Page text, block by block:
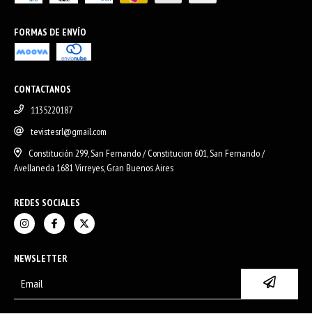
FORMAS DE ENVÍO
CONTACTANOS
1135220187
tevistesrl@gmail.com
Constitución 299, San Fernando / Constitucion 601, San Fernando /
Avellaneda 1681 Virreyes, Gran Buenos Aires
REDES SOCIALES
NEWSLETTER